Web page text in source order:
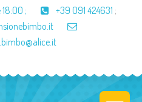
; +39 091 424631 ;